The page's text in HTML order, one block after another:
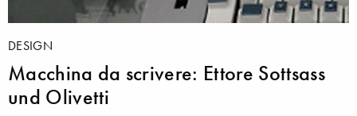
DESIGN
Macchina da scrivere: Ettore Sottsass
und Olivetti